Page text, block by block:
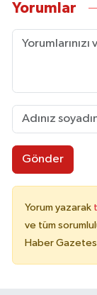
Yorumlar
Gönder
Yorum yazarak
ve tüm
Haber